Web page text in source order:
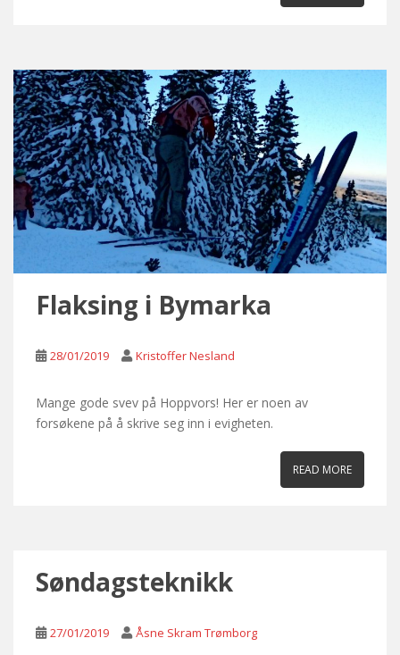
Flaksing i Bymarka
28/01/2019 Kristoffer Nesland
Mange gode svev på Hoppvors! Her er noen av
forsøkene på å skrive seg inn i evigheten.
READ MORE
Søndagsteknikk
27/01/2019 Åsne Skram Trømborg